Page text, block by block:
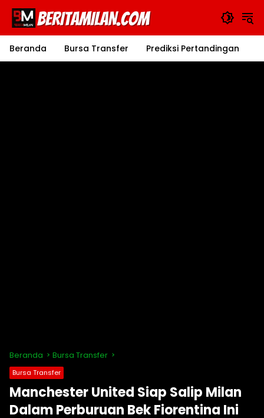
Langsung
konten
Beranda
Bursa Transfer Prediksi Pertandingan
Beranda Bursa Transfer
Bursa Transfer
Manchester United Siap Salip Milan
Dalam Perburuan Bek Fiorentina Ini